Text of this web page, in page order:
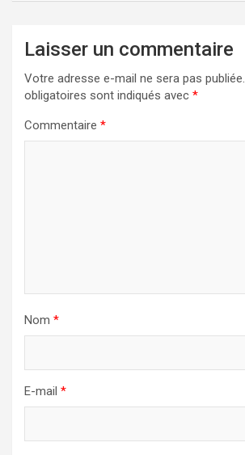
Laisser un commentaire
Votre adresse e-mail ne sera pas publiée.
obligatoires sont indiqués avec *
Commentaire *
Nom *
E-mail *